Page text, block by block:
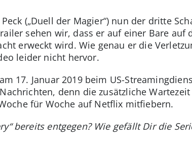
(„Duell der Magier“) nun der dritte
sehen wir, dass er auf einer Bare auf
erweckt wird. Wie genau er die
leider nicht hervor.
17. Januar 2019 beim US-
denn die zusätzliche
für Woche auf Netflix mitfiebern.
bereits entgegen? Wie gefällt Dir die